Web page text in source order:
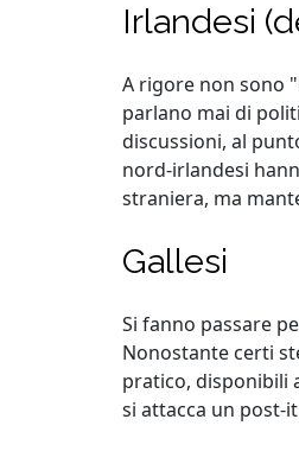
Irlandesi
A rigore non sono
parlano mai di
discussioni, al
nord-irlandesi
straniera, ma
Gallesi
Si fanno passare
Nonostante certi
pratico, disponibili
si attacca un post-